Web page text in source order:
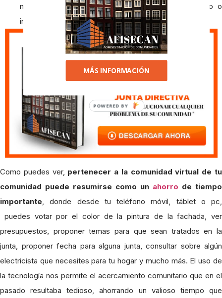
no se debe o algún otro comportamiento indeseado o
incívico.
Como puedes ver, pertenecer a la comunidad virtual de tu
comunidad puede resumirse como un ahorro de tiempo
importante, donde desde tu teléfono móvil, táblet o pc,
puedes votar por el color de la pintura de la fachada, ver
presupuestos, proponer temas para que sean tratados en la
junta, proponer fecha para alguna junta, consultar sobre algún
electricista que necesites para tu hogar y mucho más. El uso de
la tecnología nos permite el acercamiento comunitario que en el
pasado resultaba tedioso, ahorrando un valioso tiempo que
MÁS INFORMACIÓN
POWERED BY